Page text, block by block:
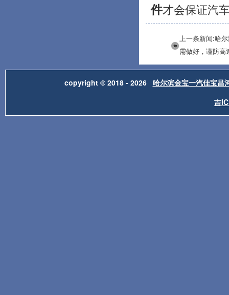
件才会保证汽
上一条新闻:哈
需做好，谨防高
copyright © 2018 - 2026 哈尔滨金宝一汽佳宝昌
吉